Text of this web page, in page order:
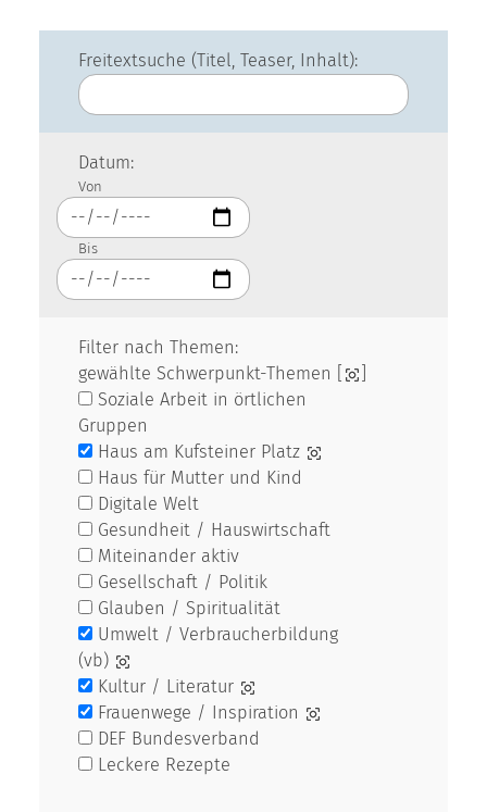
Freitextsuche (Titel, Teaser, Inhalt):
Datum:
Von
Bis
Filter nach Themen:
gewählte Schwerpunkt-Themen [
Soziale Arbeit in örtlichen
Gruppen
Haus am Kufsteiner Platz
Haus für Mutter und Kind
Digitale Welt
Gesundheit / Hauswirtschaft
Miteinander aktiv
Gesellschaft / Politik
Glauben / Spiritualität
Umwelt / Verbraucherbildung
(vb)
Kultur / Literatur
Frauenwege / Inspiration
DEF Bundesverband
Leckere Rezepte